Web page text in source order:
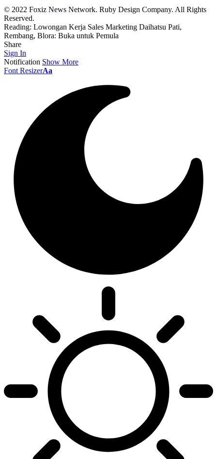
© 2022 Foxiz News Network. Ruby Design Company. All Rights
Reserved.
Reading: Lowongan Kerja Sales Marketing Daihatsu Pati,
Rembang, Blora: Buka untuk Pemula
Share
Sign In
Notification Show More
Font ResizerAa